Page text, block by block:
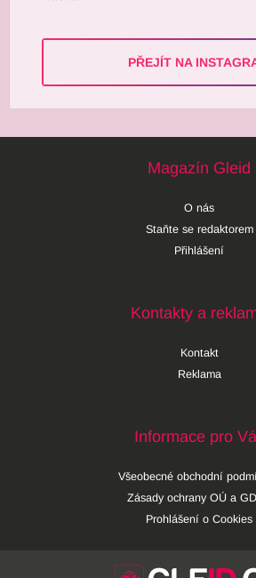
PŘEJÍT NA
Magazín Gleid
O nás
Staňte se redaktorem
Přihlášení
Kontakty a
Kontakt
Reklama
Informace pro
Všeobecné obchodní
Zásady ochrany OÚ a
Prohlášení o Cookies